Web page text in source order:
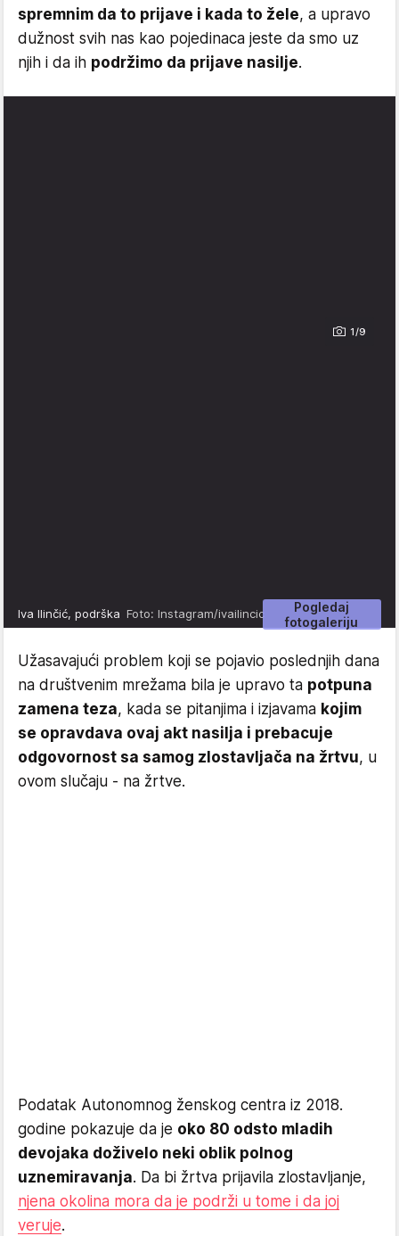
spremnim da to prijave i kada to žele, a upravo
dužnost svih nas kao pojedinaca jeste da smo uz
njih i da ih podržimo da prijave nasilje.
1/9
Pogledaj
fotogaleriju
Iva Ilinčić, podrška Foto: Instagram/ivailincic
Užasavajući problem koji se pojavio poslednjih dana
na društvenim mrežama bila je upravo ta potpuna
zamena teza, kada se pitanjima i izjavama kojim
se opravdava ovaj akt nasilja i prebacuje
odgovornost sa samog zlostavljača na žrtvu, u
ovom slučaju - na žrtve.
Podatak Autonomnog ženskog centra iz 2018.
godine pokazuje da je oko 80 odsto mladih
devojaka doživelo neki oblik polnog
uznemiravanja. Da bi žrtva prijavila zlostavljanje,
njena okolina mora da je podrži u tome i da joj
veruje.